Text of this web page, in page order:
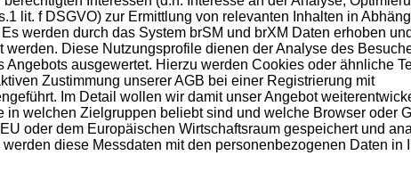
lit. f DSGVO) zur Ermittlung von relevanten Inhalten in
werden durch das System brSM und brXM Daten erhoben
Diese Nutzungsprofile dienen der Analyse des
ausgewertet. Hierzu werden Cookies oder ähnliche
Zustimmung unserer AGB bei einer Registrierung mit
Im Detail wollen wir damit unser Angebot
welchen Zielgruppen beliebt sind und welche Browser oder
oder dem Europäischen Wirtschaftsraum gespeichert und
diese Messdaten mit den personenbezogenen Daten in